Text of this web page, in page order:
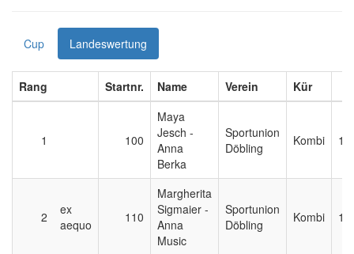
Cup Landeswertung
Rang Startnr. Name Verein Kür
1 100
Maya
Jesch -
Anna
Berka
Sportunion
Döbling
Kombi
2
ex
aequo
110
Margherita
Sigmaier -
Anna
Music
Sportunion
Döbling
Kombi